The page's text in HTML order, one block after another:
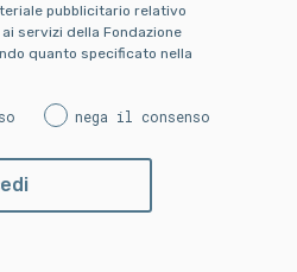
pubblicitario relativo
servizi della Fondazione
quanto specificato nella
nega il consenso